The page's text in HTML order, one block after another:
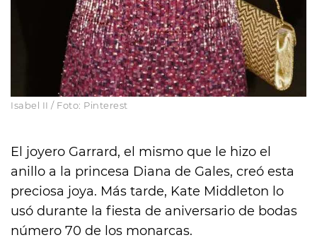
Isabel II / Foto: Pinterest
El joyero Garrard, el mismo que le hizo el
anillo a la princesa Diana de Gales, creó esta
preciosa joya. Más tarde, Kate Middleton lo
usó durante la fiesta de aniversario de bodas
número 70 de los monarcas.